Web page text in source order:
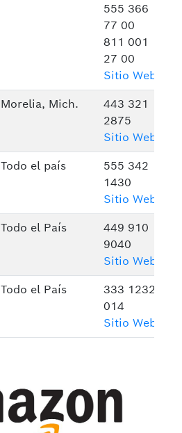
555 366
77 00
811 001
27 00
Sitio Web
Morelia, Mich.
443 321
2875
Sitio Web
Todo el país
555 342
1430
Sitio Web
Todo el País
449 910
9040
Sitio Web
Todo el País
333 1232
014
Sitio Web